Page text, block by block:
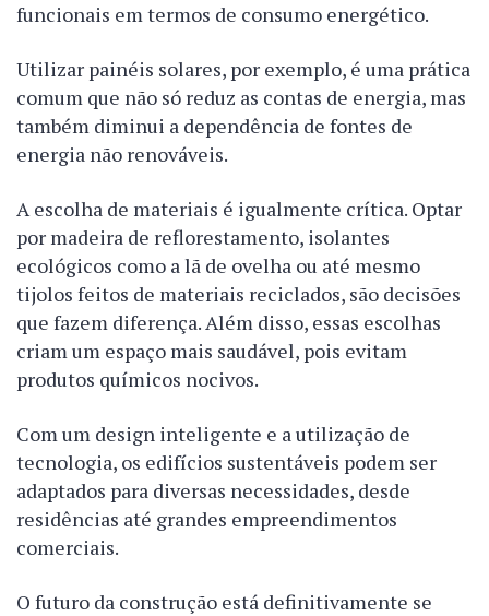
funcionais em termos de consumo energético.
Utilizar painéis solares, por exemplo, é uma prática
comum que não só reduz as contas de energia, mas
também diminui a dependência de fontes de
energia não renováveis.
A escolha de materiais é igualmente crítica. Optar
por madeira de reflorestamento, isolantes
ecológicos como a lã de ovelha ou até mesmo
tijolos feitos de materiais reciclados, são decisões
que fazem diferença. Além disso, essas escolhas
criam um espaço mais saudável, pois evitam
produtos químicos nocivos.
Com um design inteligente e a utilização de
tecnologia, os edifícios sustentáveis podem ser
adaptados para diversas necessidades, desde
residências até grandes empreendimentos
comerciais.
O futuro da construção está definitivamente se